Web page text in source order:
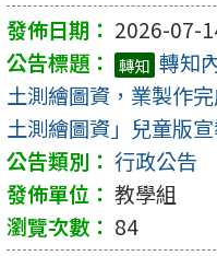
2026-07-
轉知 轉知
土測繪圖資，業製作
土測繪圖資」兒童版
行政公告
教學組
84